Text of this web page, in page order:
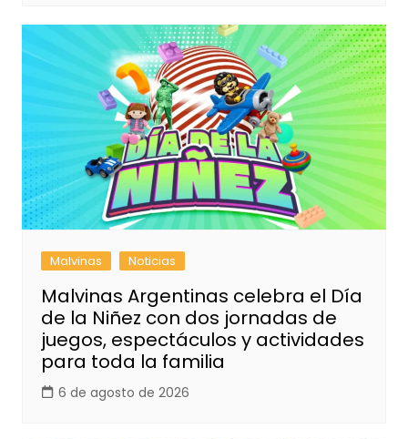
Malvinas Noticias
Malvinas Argentinas celebra el Día
de la Niñez con dos jornadas de
juegos, espectáculos y actividades
para toda la familia
6 de agosto de 2026